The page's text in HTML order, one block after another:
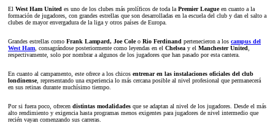
El West Ham United es uno de los clubes más prolíficos de toda laPremier Leagueen cuanto a la
formación de jugadores, con grandes estrellas que son desarrolladas en la escuela del club y dan el salto a
clubes de mayor envergadura de la liga y otros países de Europa.
Grandes estrellas como Frank Lampard, Joe Coleo Rio Ferdinand pertenecieron a los campus del
West Ham, consagrándose posteriormente como leyendas en el Chelsea y el Manchester United,
respectivamente, solo por nombrar a algunos de los jugadores que han pasado por esta cantera.
En cuanto al campamento, este ofrece a los chicos entrenar en las instalaciones oficiales del club
londinense, representando una experiencia lo más cercana posible al nivel profesional que permanecerá
en sus retinas durante muchísimo tiempo.
Por si fuera poco, ofrecen distintas modalidades que se adaptan al nivel de los jugadores. Desde el más
alto rendimiento y exigencia hasta programas menos exigentes para jugadores de nivel intermedio que
recién vayan comenzando sus carreras.